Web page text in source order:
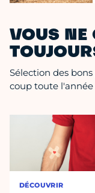
VOUS NE
Sélection des
coup toute l'année
DÉCOUVRIR